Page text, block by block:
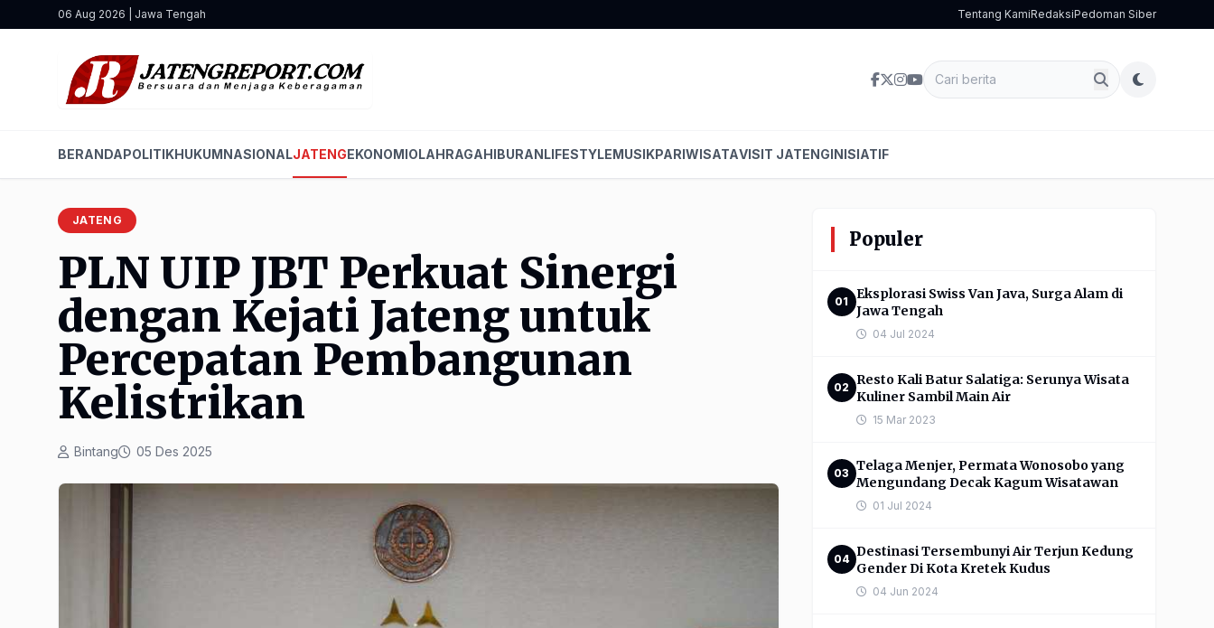
06 Aug 2026 | Jawa Tengah Tentang KamiRedaksiPedoman Siber
BERANDAPOLITIKHUKUMNASIONALJATENGEKONOMIOLAHRAGAHIBURANLIFESTYLEMUSIKPARIWISATAVISIT JATENGINISIATIF
JATENG
PLN UIP JBT Perkuat Sinergi
dengan Kejati Jateng untuk
Percepatan Pembangunan
Kelistrikan
Bintang 05 Des 2025
Populer
01
Eksplorasi Swiss Van Java, Surga Alam di
Jawa Tengah
04 Jul 2024
02 Resto Kali Batur Salatiga: Serunya Wisata
Kuliner Sambil Main Air
15 Mar 2023
03 Telaga Menjer, Permata Wonosobo yang
Mengundang Decak Kagum Wisatawan
01 Jul 2024
04 Destinasi Tersembunyi Air Terjun Kedung
Gender Di Kota Kretek Kudus
04 Jun 2024